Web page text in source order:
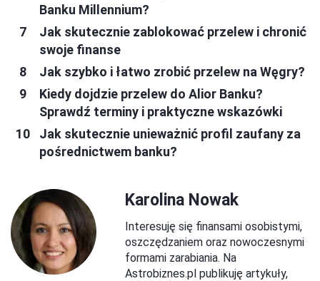
Banku Millennium?
Jak skutecznie zablokować przelew i chronić
swoje finanse
Jak szybko i łatwo zrobić przelew na Węgry?
Kiedy dojdzie przelew do Alior Banku?
Sprawdź terminy i praktyczne wskazówki
Jak skutecznie unieważnić profil zaufany za
pośrednictwem banku?
Karolina Nowak
Interesuję się finansami osobistymi,
oszczędzaniem oraz nowoczesnymi
formami zarabiania. Na
Astrobiznes.pl publikuję artykuły,